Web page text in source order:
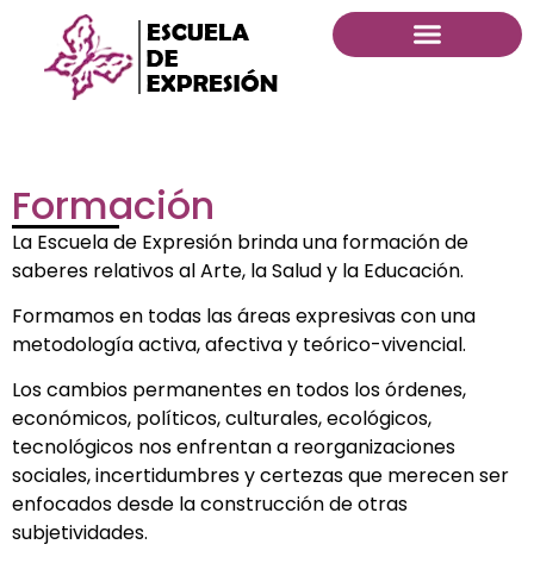
Formación
La Escuela de Expresión brinda una formación de
saberes relativos al Arte, la Salud y la Educación.
Formamos en todas las áreas expresivas con una
metodología activa, afectiva y teórico-vivencial.
Los cambios permanentes en todos los órdenes,
económicos, políticos, culturales, ecológicos,
tecnológicos nos enfrentan a reorganizaciones
sociales, incertidumbres y certezas que merecen ser
enfocados desde la construcción de otras
subjetividades.